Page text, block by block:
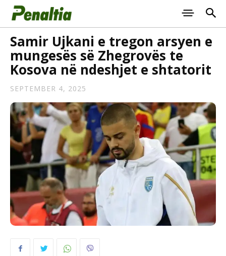
Samir Ujkani e tregon arsyen e
mungesës së Zhegrovës te
Kosova në ndeshjet e shtatorit
SEPTEMBER 4, 2025